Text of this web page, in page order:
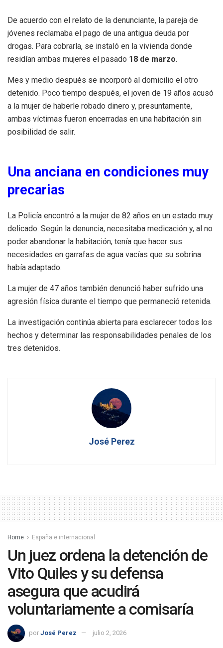
De acuerdo con el relato de la denunciante, la pareja de
jóvenes reclamaba el pago de una antigua deuda por
drogas. Para cobrarla, se instaló en la vivienda donde
residían ambas mujeres el pasado 18 de marzo.
Mes y medio después se incorporó al domicilio el otro
detenido. Poco tiempo después, el joven de 19 años acusó
a la mujer de haberle robado dinero y, presuntamente,
ambas víctimas fueron encerradas en una habitación sin
posibilidad de salir.
Una anciana en condiciones muy
precarias
La Policía encontró a la mujer de 82 años en un estado muy
delicado. Según la denuncia, necesitaba medicación y, al no
poder abandonar la habitación, tenía que hacer sus
necesidades en garrafas de agua vacías que su sobrina
había adaptado.
La mujer de 47 años también denunció haber sufrido una
agresión física durante el tiempo que permaneció retenida.
La investigación continúa abierta para esclarecer todos los
hechos y determinar las responsabilidades penales de los
tres detenidos.
José Perez
Home España e internacional
Un juez ordena la detención de
Vito Quiles y su defensa
asegura que acudirá
voluntariamente a comisaría
por José Perez julio 2, 2026